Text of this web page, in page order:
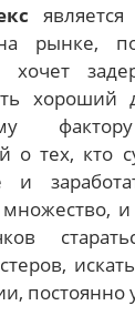
рынке,
хороший
о тех, кто
постоянно